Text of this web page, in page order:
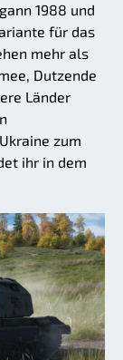
1988 und
für das
mehr als
Dutzende
Länder
zum
ihr in dem